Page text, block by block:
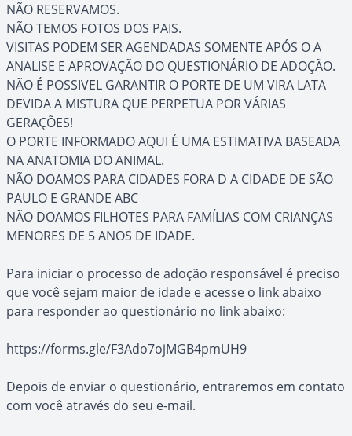
NÃO RESERVAMOS.
NÃO TEMOS FOTOS DOS PAIS.
VISITAS PODEM SER AGENDADAS SOMENTE APÓS O A
ANALISE E APROVAÇÃO DO QUESTIONÁRIO DE ADOÇÃO.
NÃO É POSSIVEL GARANTIR O PORTE DE UM VIRA LATA
DEVIDA A MISTURA QUE PERPETUA POR VÁRIAS
GERAÇÕES!
O PORTE INFORMADO AQUI É UMA ESTIMATIVA BASEADA
NA ANATOMIA DO ANIMAL.
NÃO DOAMOS PARA CIDADES FORA D A CIDADE DE SÃO
PAULO E GRANDE ABC
NÃO DOAMOS FILHOTES PARA FAMÍLIAS COM CRIANÇAS
MENORES DE 5 ANOS DE IDADE.
Para iniciar o processo de adoção responsável é preciso
que você sejam maior de idade e acesse o link abaixo
para responder ao questionário no link abaixo:
https://forms.gle/F3Ado7ojMGB4pmUH9
Depois de enviar o questionário, entraremos em contato
com você através do seu e-mail.